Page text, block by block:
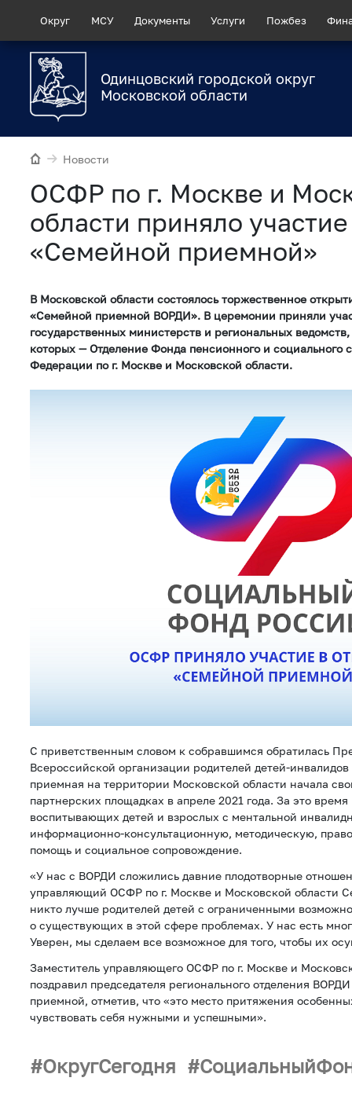
Округ МСУ Документы Услуги Пожбез
Одинцовский городской округ
Московской области
Новости
ОСФР по г. Москве и
области приняло
«Семейной приемной»
В Московской области состоялось торжественное
«Семейной приемной ВОРДИ». В церемонии приняли
государственных министерств и региональных
которых — Отделение Фонда пенсионного и социального
Федерации по г. Москве и Московской области.
С приветственным словом к собравшимся обратилась
Всероссийской организации родителей детей-
приемная на территории Московской области начала
партнерских площадках в апреле 2021 года. За это
воспитывающих детей и взрослых с ментальной
информационно-консультационную, методическую,
помощь и социальное сопровождение.
«У нас с ВОРДИ сложились давние плодотворные
управляющий ОСФР по г. Москве и Московской области
никто лучше родителей детей с ограниченными
о существующих в этой сфере проблемах. У нас есть
Уверен, мы сделаем все возможное для того, чтобы их
Заместитель управляющего ОСФР по г. Москве и
поздравил председателя регионального отделения
приемной, отметив, что «это место притяжения
чувствовать себя нужными и успешными».
ОкругСегодня